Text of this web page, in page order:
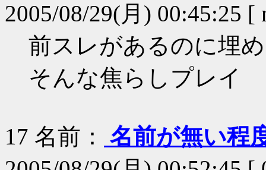
2005/08/29(月) 00:45:25 [
前スレがあるのに埋
そんな焦らしプレイ
17 名前：
名前が無い程